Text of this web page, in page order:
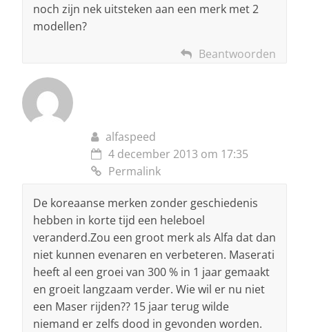
noch zijn nek uitsteken aan een merk met 2
modellen?
Beantwoorden
alfaspeed
4 december 2013 om 17:35
Permalink
De koreaanse merken zonder geschiedenis
hebben in korte tijd een heleboel
veranderd.Zou een groot merk als Alfa dat dan
niet kunnen evenaren en verbeteren. Maserati
heeft al een groei van 300 % in 1 jaar gemaakt
en groeit langzaam verder. Wie wil er nu niet
een Maser rijden?? 15 jaar terug wilde
niemand er zelfs dood in gevonden worden.